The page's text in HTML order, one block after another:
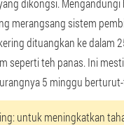
dikongsi. Mengandungi
merangsang sistem
dituangkan ke dalam
seperti teh panas. Ini
5 minggu
untuk meningkatkan